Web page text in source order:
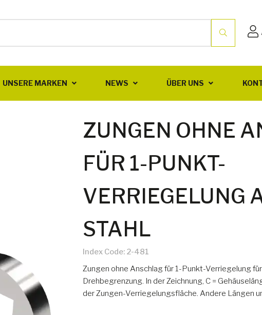
UNSERE MARKEN NEWS ÜBER UNS
ZUNGEN OHNE
FÜR 1-PUNKT-
VERRIEGELUNG
STAHL
Index Code: 2-481
Zungen ohne Anschlag für 1-Punkt-Verriegelung
Drehbegrenzung. In der Zeichnung, C =
der Zungen-Verriegelungsfläche. Andere Längen